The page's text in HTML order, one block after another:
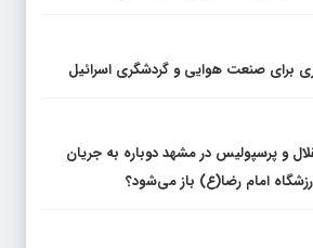
برای صنعت هوایی و گردشگری اسرائیل
و پرسپولیس در مشهد دوباره به جریان
امام رضا(ع) باز می‌شود؟